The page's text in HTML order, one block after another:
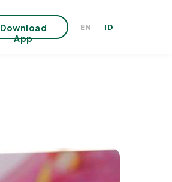
Download
App
EN ID